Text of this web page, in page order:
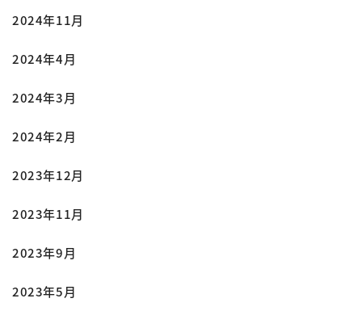
2024年11月
2024年4月
2024年3月
2024年2月
2023年12月
2023年11月
2023年9月
2023年5月